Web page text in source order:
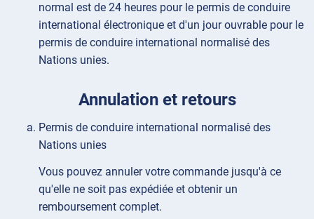
normal est de 24 heures pour le permis de conduire
international électronique et d'un jour ouvrable pour le
permis de conduire international normalisé des
Nations unies.
Annulation et retours
Permis de conduire international normalisé des
Nations unies
Vous pouvez annuler votre commande jusqu'à ce
qu'elle ne soit pas expédiée et obtenir un
remboursement complet.